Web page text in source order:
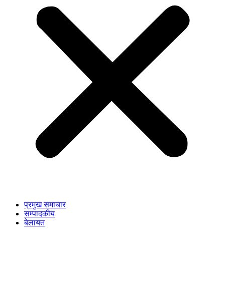
प्रमुख समाचार
सम्पादकीय
बेलायत